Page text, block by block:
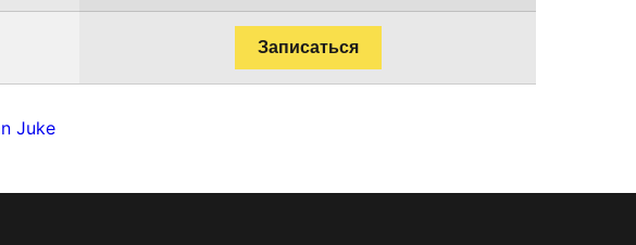
Записаться
Juke